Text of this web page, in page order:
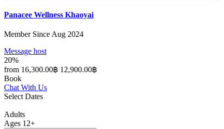
Panacee Wellness Khaoyai
Member Since Aug 2024
Message host
20%
from 16,300.00฿ 12,900.00฿
Book
Chat With Us
Select Dates
Adults
Ages 12+